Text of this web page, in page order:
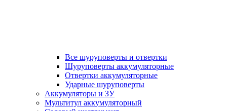
Все шуруповерты и отвертки
Шуруповерты аккумуляторные
Отвертки аккумуляторные
Ударные шуруповерты
Аккумуляторы и ЗУ
Мультитул аккумуляторный